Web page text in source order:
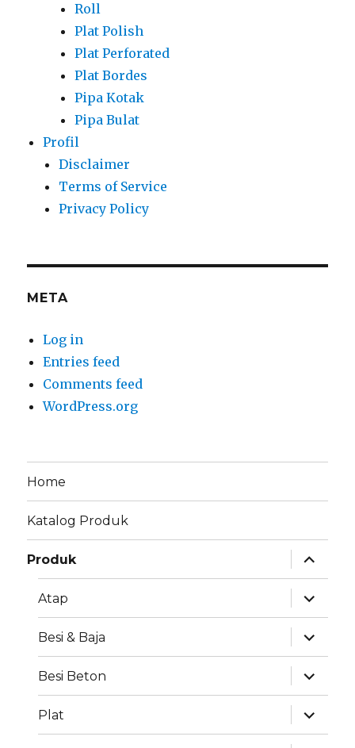
Roll
Plat Polish
Plat Perforated
Plat Bordes
Pipa Kotak
Pipa Bulat
Profil
Disclaimer
Terms of Service
Privacy Policy
META
Log in
Entries feed
Comments feed
WordPress.org
Home
Katalog Produk
Produk
expand
child
menu
Atap
expand
child
menu
Besi & Baja
expand
child
menu
Besi Beton
expand
child
menu
Plat
expand
child
menu